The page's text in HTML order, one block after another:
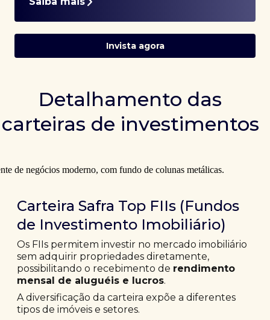
Invista agora
Detalhamento das
carteiras de investimentos
Carteira Safra Top FIIs (Fundos
de Investimento Imobiliário)
Os FIIs permitem investir no mercado imobiliário
sem adquirir propriedades diretamente,
possibilitando o recebimento de rendimento
mensal de aluguéis e lucros.
A diversificação da carteira expõe a diferentes
tipos de imóveis e setores.